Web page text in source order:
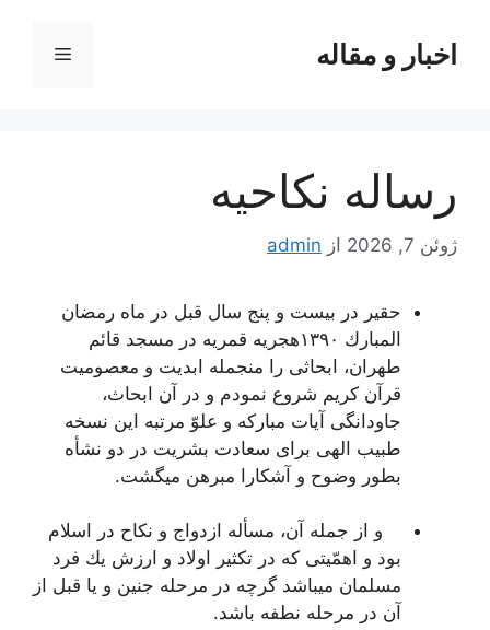
محتوااخبار و مقاله فهرست
رساله نکاحیه
ژوئن 7, 2026 از admin
حقیر در بیست و پنج سال قبل در ماه رمضان
المبارك ١٣٩٠هجریه قمریه در مسجد قائم
طهران، ابحاثى را منجمله ابدیت و معصومیت
قرآن كریم شروع نمودم و در آن ابحاث،
جاودانگى آیات مباركه و علوّ مرتبه این نسخه
طبیب الهى براى سعادت بشریت در دو نشأه
بطور وضوح و آشكارا مبرهن میگشت.
و از جمله آن، مسأله ازدواج و نكاح در اسلام
بود و اهمّیتى كه در تكثیر اولاد و ارزش یك فرد
مسلمان میباشد گرچه در مرحله جنین و یا قبل از
آن در مرحله نطفه باشد.